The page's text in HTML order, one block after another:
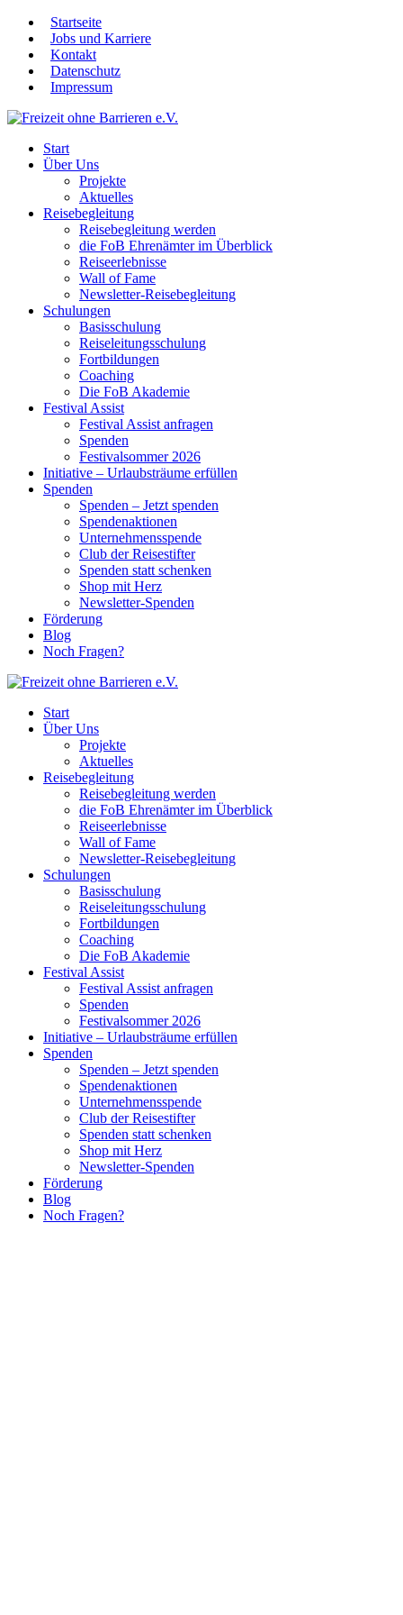
Startseite
Jobs und Karriere
Kontakt
Datenschutz
Impressum
Start
Über Uns
Projekte
Aktuelles
Reisebegleitung
Reisebegleitung werden
die FoB Ehrenämter im Überblick
Reiseerlebnisse
Wall of Fame
Newsletter-Reisebegleitung
Schulungen
Basisschulung
Reiseleitungsschulung
Fortbildungen
Coaching
Die FoB Akademie
Festival Assist
Festival Assist anfragen
Spenden
Festivalsommer 2026
Initiative – Urlaubsträume erfüllen
Spenden
Spenden – Jetzt spenden
Spendenaktionen
Unternehmensspende
Club der Reisestifter
Spenden statt schenken
Shop mit Herz
Newsletter-Spenden
Förderung
Blog
Noch Fragen?
Start
Über Uns
Projekte
Aktuelles
Reisebegleitung
Reisebegleitung werden
die FoB Ehrenämter im Überblick
Reiseerlebnisse
Wall of Fame
Newsletter-Reisebegleitung
Schulungen
Basisschulung
Reiseleitungsschulung
Fortbildungen
Coaching
Die FoB Akademie
Festival Assist
Festival Assist anfragen
Spenden
Festivalsommer 2026
Initiative – Urlaubsträume erfüllen
Spenden
Spenden – Jetzt spenden
Spendenaktionen
Unternehmensspende
Club der Reisestifter
Spenden statt schenken
Shop mit Herz
Newsletter-Spenden
Förderung
Blog
Noch Fragen?